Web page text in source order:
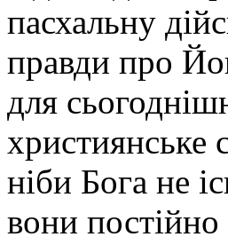
пасхальну
правди про
для
християнське
ніби Бога не
вони